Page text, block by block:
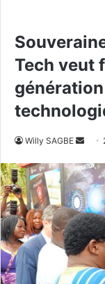
Tech veut
Willy SAGBE
v
o
y
e
r
u
n